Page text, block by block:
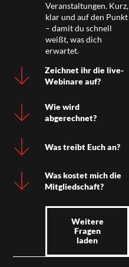
Veranstaltungen. Kurz,
klar und auf den Punkt
– damit du schnell
weißt, was dich
erwartet.
Zeichnet ihr die live-
Webinare auf?
Wie wird
abgerechnet?
Was treibt Euch an?
Was kostet mich die
Mitgliedschaft?
Weitere
Fragen
laden